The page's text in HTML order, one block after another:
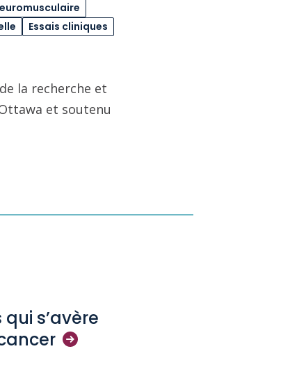
Essais cliniques
la recherche et
et soutenu
s’avère